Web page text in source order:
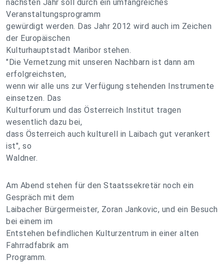
nächsten Jahr soll durch ein umfangreiches
Veranstaltungsprogramm
gewürdigt werden. Das Jahr 2012 wird auch im Zeichen
der Europäischen
Kulturhauptstadt Maribor stehen.
"Die Vernetzung mit unseren Nachbarn ist dann am
erfolgreichsten,
wenn wir alle uns zur Verfügung stehenden Instrumente
einsetzen. Das
Kulturforum und das Österreich Institut tragen
wesentlich dazu bei,
dass Österreich auch kulturell in Laibach gut verankert
ist", so
Waldner.
Am Abend stehen für den Staatssekretär noch ein
Gespräch mit dem
Laibacher Bürgermeister, Zoran Jankovic, und ein Besuch
bei einem im
Entstehen befindlichen Kulturzentrum in einer alten
Fahrradfabrik am
Programm.